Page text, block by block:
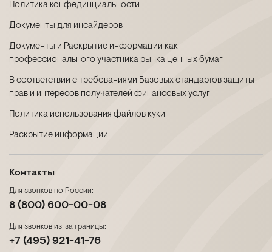
Политика конфединциальности
Документы для инсайдеров
Документы и Раскрытие информации как
профессионального участника рынка ценных бумаг
В соответствии с требованиями Базовых стандартов защиты
прав и интересов получателей финансовых услуг
Политика использования файлов куки
Раскрытие информации
Контакты
Для звонков по России:
8 (800) 600-00-08
Для звонков из-за границы:
+7 (495) 921-41-76